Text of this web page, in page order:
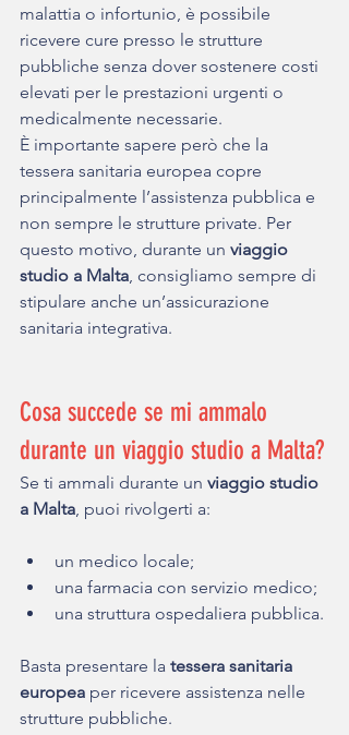
malattia o infortunio, è possibile
ricevere cure presso le strutture
pubbliche senza dover sostenere costi
elevati per le prestazioni urgenti o
medicalmente necessarie.
È importante sapere però che la
tessera sanitaria europea copre
principalmente l’assistenza pubblica e
non sempre le strutture private. Per
questo motivo, durante un viaggio
studio a Malta, consigliamo sempre di
stipulare anche un’assicurazione
sanitaria integrativa.
Cosa succede se mi ammalo
durante un viaggio studio a Malta?
Se ti ammali durante un viaggio studio
a Malta, puoi rivolgerti a:
un medico locale;
una farmacia con servizio medico;
una struttura ospedaliera pubblica.
Basta presentare la tessera sanitaria
europea per ricevere assistenza nelle
strutture pubbliche.